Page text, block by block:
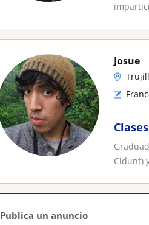
Josue
Cidunt)
Publica un anuncio